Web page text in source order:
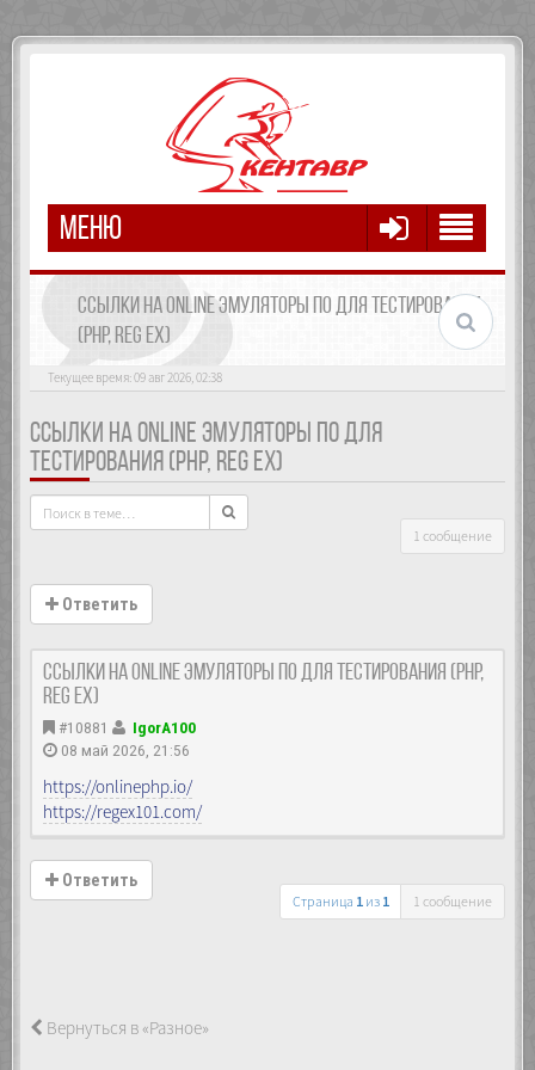
МЕНЮ
ССЫЛКИ НА ONLINE ЭМУЛЯТОРЫ ПО ДЛЯ ТЕСТИРОВАНИЯ
(PHP, REG EX)
Текущее время: 09 авг 2026, 02:38
ССЫЛКИ НА ONLINE ЭМУЛЯТОРЫ ПО ДЛЯ
ТЕСТИРОВАНИЯ (PHP, REG EX)
1 сообщение
Ответить
Ссылки на Online эмуляторы ПО для тестирования (PHP,
reg ex)
#10881
IgorA100
08 май 2026, 21:56
https://onlinephp.io/
https://regex101.com/
Ответить
Страница 1из 1 1 сообщение
Вернуться в «Разное»